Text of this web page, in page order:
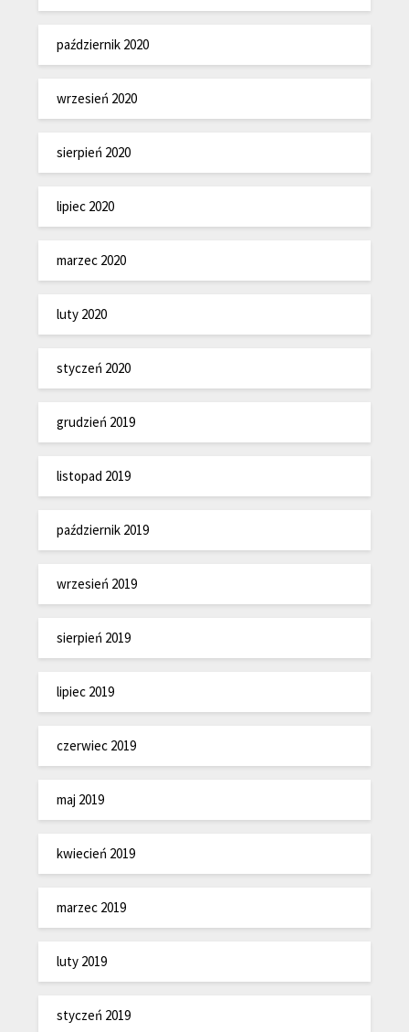
październik 2020
wrzesień 2020
sierpień 2020
lipiec 2020
marzec 2020
luty 2020
styczeń 2020
grudzień 2019
listopad 2019
październik 2019
wrzesień 2019
sierpień 2019
lipiec 2019
czerwiec 2019
maj 2019
kwiecień 2019
marzec 2019
luty 2019
styczeń 2019